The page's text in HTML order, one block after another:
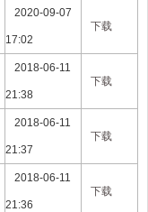
2020-09-07
17:02
下载
2018-06-11
21:38
下载
2018-06-11
21:37
下载
2018-06-11
21:36
下载